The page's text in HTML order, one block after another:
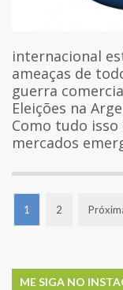
internacional
ameaças de
guerra
Eleições na
Como tudo
mercados
1 2
ME SIGA NO